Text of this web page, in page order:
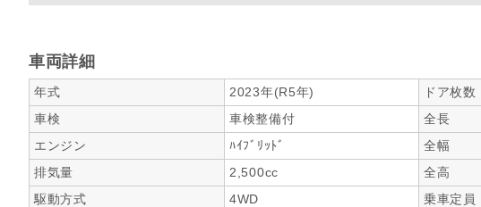
車両詳細
年式 2023年(R5年) ドア枚数
車検
車検整備付 全長
エンジン
ﾊｲﾌﾞﾘｯﾄﾞ 全幅
排気量
2,500cc 全高
駆動方式
4WD 乗車定員